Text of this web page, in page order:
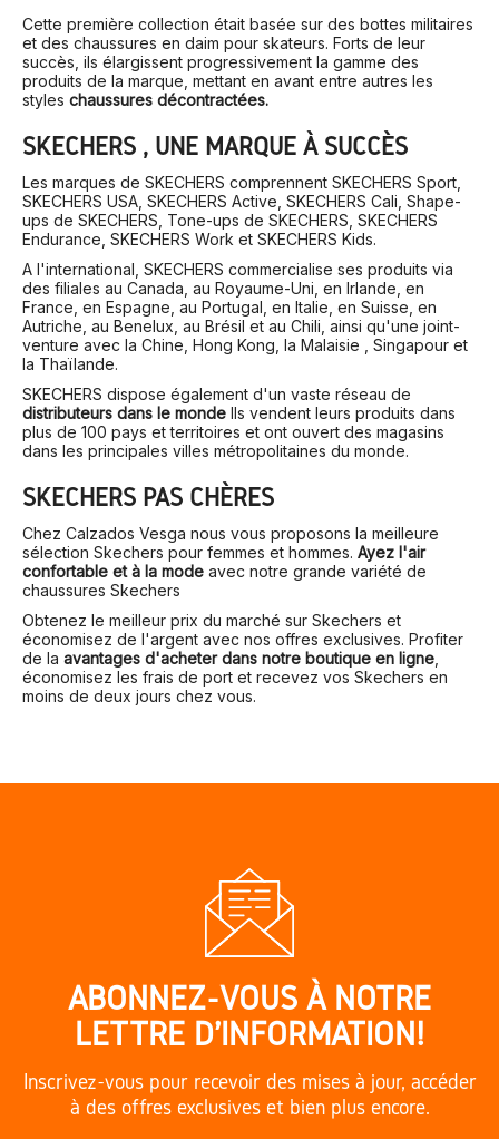
Cette première collection était basée sur des bottes militaires
et des chaussures en daim pour skateurs. Forts de leur
succès, ils élargissent progressivement la gamme des
produits de la marque, mettant en avant entre autres les
styles chaussures décontractées.
SKECHERS , UNE MARQUE À SUCCÈS
Les marques de SKECHERS comprennent SKECHERS Sport,
SKECHERS USA, SKECHERS Active, SKECHERS Cali, Shape-
ups de SKECHERS, Tone-ups de SKECHERS, SKECHERS
Endurance, SKECHERS Work et SKECHERS Kids.
A l'international, SKECHERS commercialise ses produits via
des filiales au Canada, au Royaume-Uni, en Irlande, en
France, en Espagne, au Portugal, en Italie, en Suisse, en
Autriche, au Benelux, au Brésil et au Chili, ainsi qu'une joint-
venture avec la Chine, Hong Kong, la Malaisie , Singapour et
la Thaïlande.
SKECHERS dispose également d'un vaste réseau de
distributeurs dans le monde Ils vendent leurs produits dans
plus de 100 pays et territoires et ont ouvert des magasins
dans les principales villes métropolitaines du monde.
SKECHERS PAS CHÈRES
Chez Calzados Vesga nous vous proposons la meilleure
sélection Skechers pour femmes et hommes. Ayez l'air
confortable et à la mode avec notre grande variété de
chaussures Skechers
Obtenez le meilleur prix du marché sur Skechers et
économisez de l'argent avec nos offres exclusives. Profiter
de la avantages d'acheter dans notre boutique en ligne,
économisez les frais de port et recevez vos Skechers en
moins de deux jours chez vous.
ABONNEZ-VOUS À NOTRE
LETTRE D'INFORMATION!
Inscrivez-vous pour recevoir des mises à jour, accéder
à des offres exclusives et bien plus encore.